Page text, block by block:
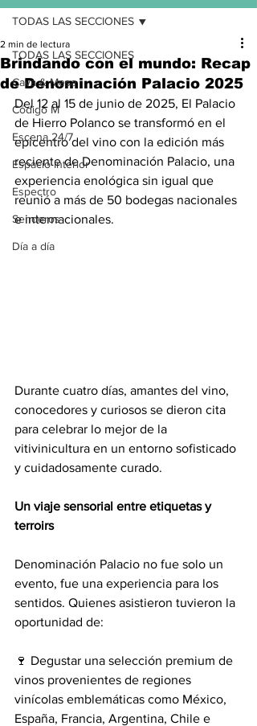
TODAS LAS SECCIONES
Cava & Mesa
Código M
Escena 24/7
Espacio Interior
Espectro
Senderos
Día a día
TODAS LAS SECCIONES
Brindando con el mundo: Recap
de Denominación Palacio 2025
2 min de lectura
Del 12 al 15 de junio de 2025, El Palacio
de Hierro Polanco se transformó en el
epicentro del vino con la edición más
reciente de Denominación Palacio, una
experiencia enológica sin igual que
reunió a más de 50 bodegas nacionales
e internacionales.
Durante cuatro días, amantes del vino,
conocedores y curiosos se dieron cita
para celebrar lo mejor de la
vitivinicultura en un entorno sofisticado
y cuidadosamente curado.
Un viaje sensorial entre etiquetas y
terroirs
Denominación Palacio no fue solo un
evento, fue una experiencia para los
sentidos. Quienes asistieron tuvieron la
oportunidad de:
🍷 Degustar una selección premium de
vinos provenientes de regiones
vinícolas emblemáticas como México,
España, Francia, Argentina, Chile e